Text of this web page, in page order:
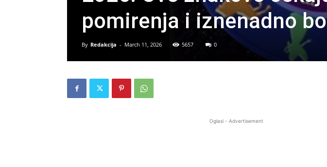
pomirenja i iznenadno
By Redakcija - March 11, 2026 5657 0
Oglasi - Advertisement